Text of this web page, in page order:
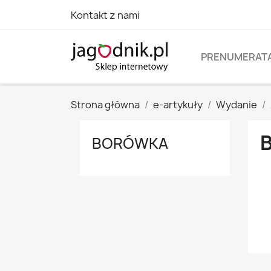
Kontakt z nami
Strona główna e-artykuły Wydanie
BORÓWKA